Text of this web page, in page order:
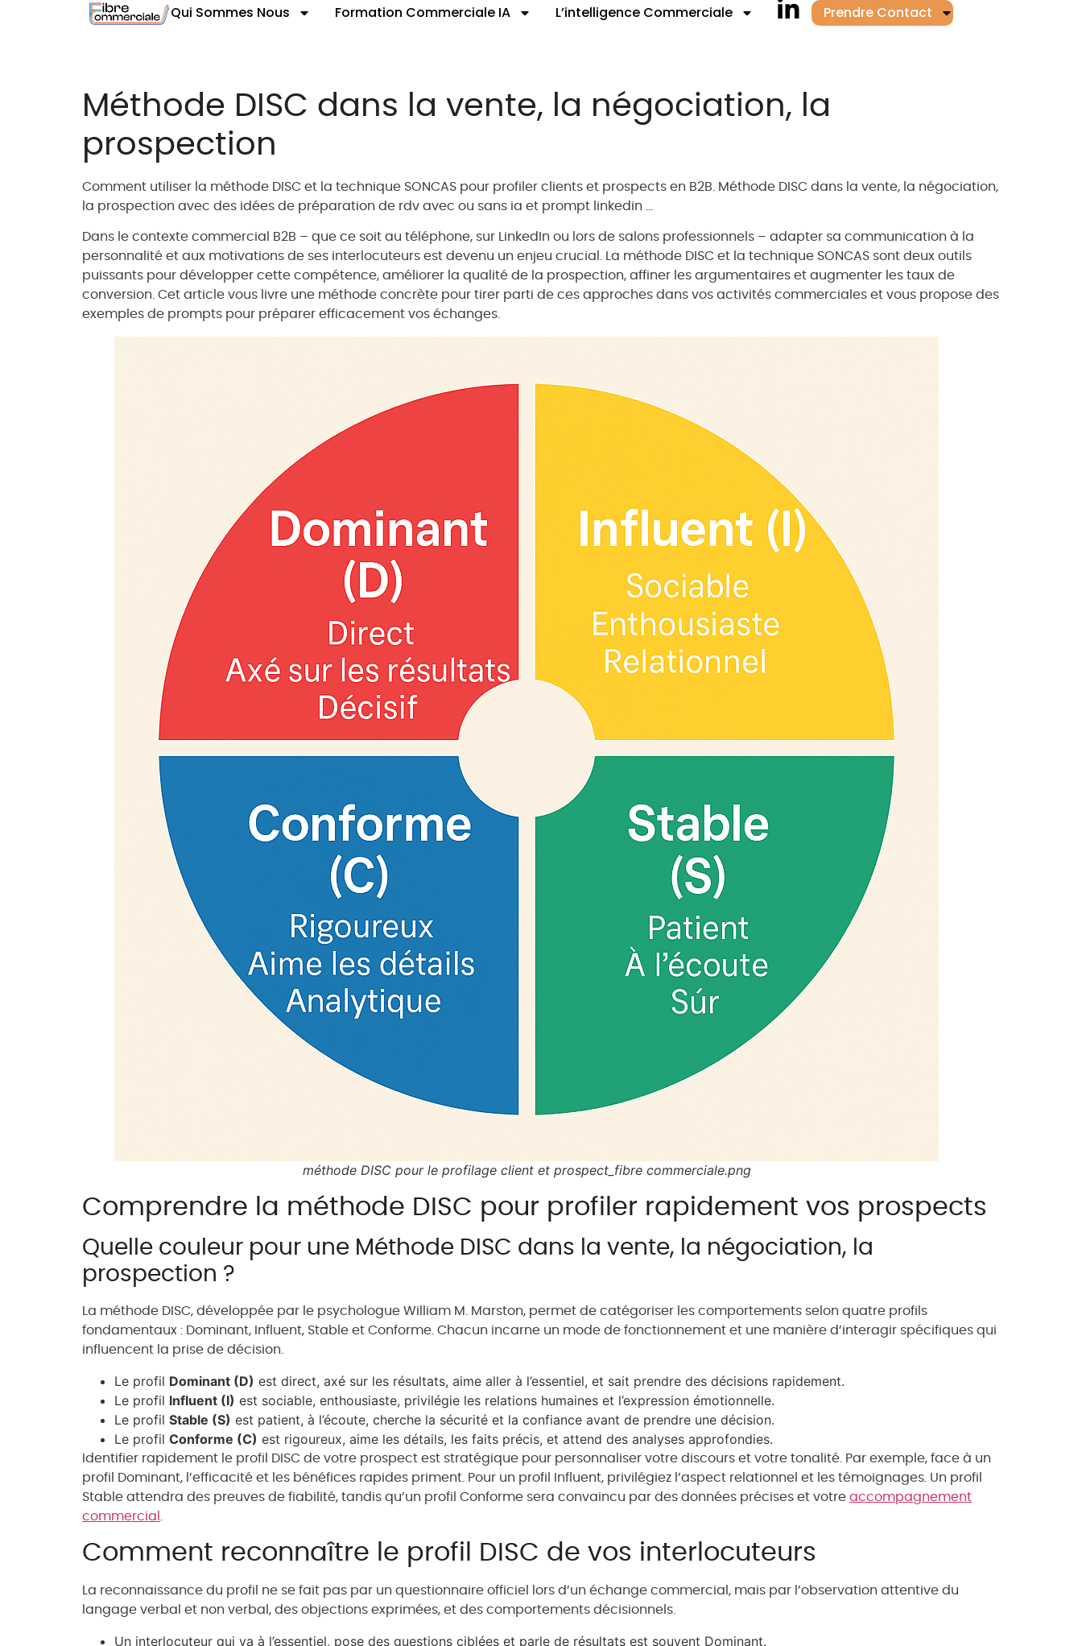
Qui Sommes Nous Formation Commerciale IA L’intelligence Commerciale Linkedin IconePrendre Contact
Méthode DISC dans la vente, la négociation, la
prospection
Comment utiliser la méthode DISC et la technique SONCAS pour profiler clients et prospects en B2B. Méthode DISC dans la vente, la négociation,
la prospection avec des idées de préparation de rdv avec ou sans ia et prompt linkedin …
Dans le contexte commercial B2B – que ce soit au téléphone, sur LinkedIn ou lors de salons professionnels – adapter sa communication à la
personnalité et aux motivations de ses interlocuteurs est devenu un enjeu crucial. La méthode DISC et la technique SONCAS sont deux outils
puissants pour développer cette compétence, améliorer la qualité de la prospection, affiner les argumentaires et augmenter les taux de
conversion. Cet article vous livre une méthode concrète pour tirer parti de ces approches dans vos activités commerciales et vous propose des
exemples de prompts pour préparer efficacement vos échanges.
méthode DISC pour le profilage client et prospect_fibre commerciale.png
Comprendre la méthode DISC pour profiler rapidement vos prospects
Quelle couleur pour une Méthode DISC dans la vente, la négociation, la
prospection ?
La méthode DISC, développée par le psychologue William M. Marston, permet de catégoriser les comportements selon quatre profils
fondamentaux : Dominant, Influent, Stable et Conforme. Chacun incarne un mode de fonctionnement et une manière d’interagir spécifiques qui
influencent la prise de décision.
Le profil Dominant (D) est direct, axé sur les résultats, aime aller à l’essentiel, et sait prendre des décisions rapidement.
Le profil Influent (I) est sociable, enthousiaste, privilégie les relations humaines et l’expression émotionnelle.
Le profil Stable (S) est patient, à l’écoute, cherche la sécurité et la confiance avant de prendre une décision.
Le profil Conforme (C) est rigoureux, aime les détails, les faits précis, et attend des analyses approfondies.
Identifier rapidement le profil DISC de votre prospect est stratégique pour personnaliser votre discours et votre tonalité. Par exemple, face à un
profil Dominant, l’efficacité et les bénéfices rapides priment. Pour un profil Influent, privilégiez l’aspect relationnel et les témoignages. Un profil
Stable attendra des preuves de fiabilité, tandis qu’un profil Conforme sera convaincu par des données précises et votre accompagnement
commercial
Comment reconnaître le profil DISC de vos interlocuteurs
La reconnaissance du profil ne se fait pas par un questionnaire officiel lors d’un échange commercial, mais par l’observation attentive du
langage verbal et non verbal, des objections exprimées, et des comportements décisionnels.
Un interlocuteur qui va à l’essentiel, pose des questions ciblées et parle de résultats est souvent Dominant.